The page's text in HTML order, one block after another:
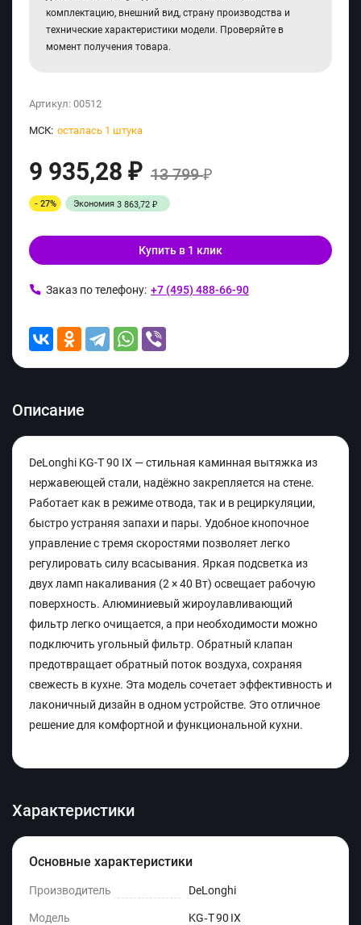
комплектацию, внешний вид, страну производства и
технические характеристики модели. Проверяйте в
момент получения товара.
Артикул: 00512
МСК: осталась 1 штука
9 935,28 ₽ 13 799₽
- 27% Экономия 3 863,72 ₽
Купить в 1 клик
Заказ по телефону: +7 (495) 488-66-90
Описание
DeLonghi KG-T 90 IX — стильная каминная вытяжка из
нержавеющей стали, надёжно закрепляется на стене.
Работает как в режиме отвода, так и в рециркуляции,
быстро устраняя запахи и пары. Удобное кнопочное
управление с тремя скоростями позволяет легко
регулировать силу всасывания. Яркая подсветка из
двух ламп накаливания (2 × 40 Вт) освещает рабочую
поверхность. Алюминиевый жироулавливающий
фильтр легко очищается, а при необходимости можно
подключить угольный фильтр. Обратный клапан
предотвращает обратный поток воздуха, сохраняя
свежесть в кухне. Эта модель сочетает эффективность и
лаконичный дизайн в одном устройстве. Это отличное
решение для комфортной и функциональной кухни.
Характеристики
Основные характеристики
Производитель DeLonghi
Модель KG‑T 90 IX